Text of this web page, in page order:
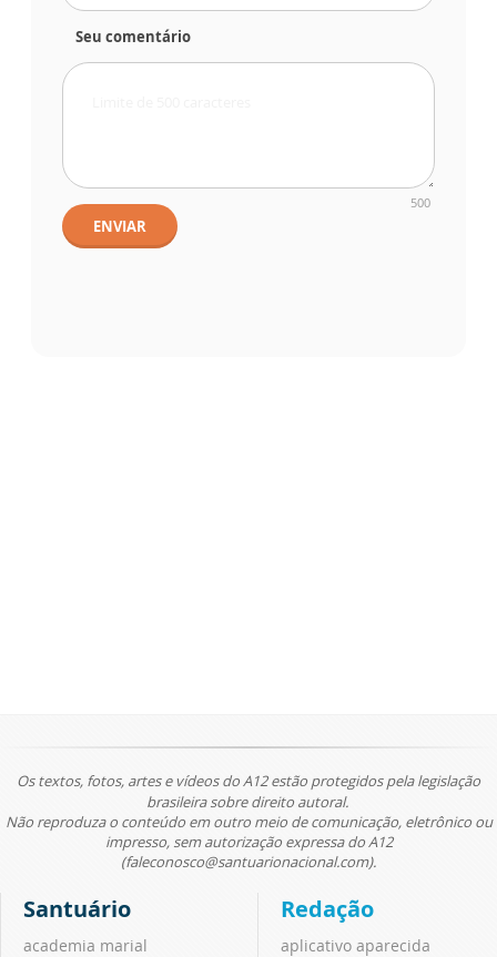
Seu comentário
500
ENVIAR
Os textos, fotos, artes e vídeos do A12 estão protegidos pela legislação
brasileira sobre direito autoral.
Não reproduza o conteúdo em outro meio de comunicação, eletrônico ou
impresso, sem autorização expressa do A12
(faleconosco@santuarionacional.com).
Santuário
academia marial
Redação
aplicativo aparecida